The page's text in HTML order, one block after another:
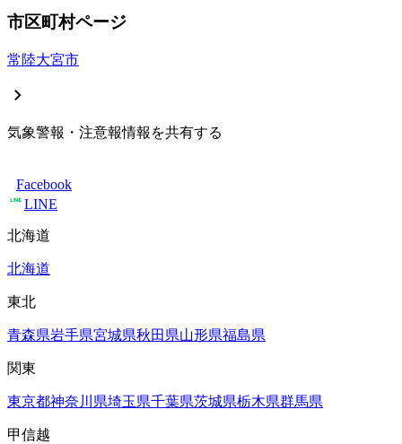
市区町村ページ
常陸大宮市
気象警報・注意報情報を共有する
Facebook
LINE
北海道
北海道
東北
青森県岩手県宮城県秋田県山形県福島県
関東
東京都神奈川県埼玉県千葉県茨城県栃木県群馬県
甲信越